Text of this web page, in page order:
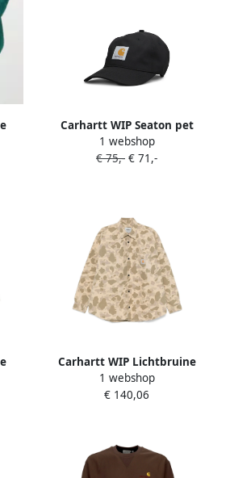
&
Carhartt WIP Seaton pet
Zwart
1 webshop
€ 75,- € 71,-
Carhartt WIP Lichtbruine
Overhemd met Logo Brown
Heren
1 webshop
€ 140,06